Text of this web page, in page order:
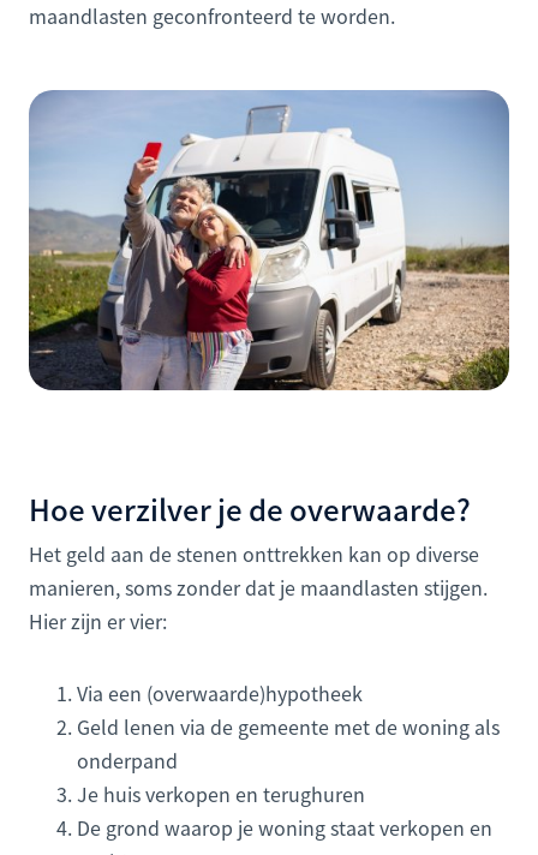
maandlasten geconfronteerd te worden.
Hoe verzilver je de overwaarde?
Het geld aan de stenen onttrekken kan op diverse
manieren, soms zonder dat je maandlasten stijgen.
Hier zijn er vier:
Via een (overwaarde)hypotheek
Geld lenen via de gemeente met de woning als
onderpand
Je huis verkopen en terughuren
De grond waarop je woning staat verkopen en